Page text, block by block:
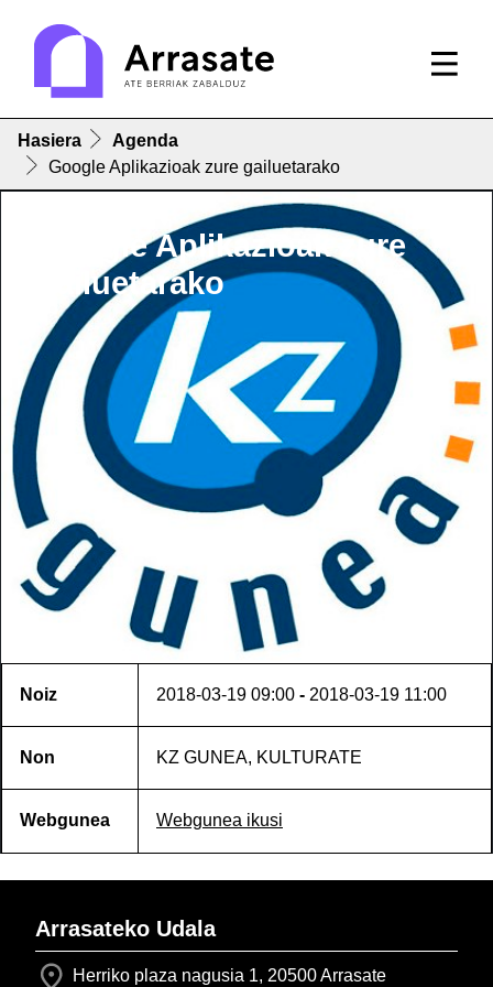
Hasiera
Agenda
Google Aplikazioak zure gailuetarako
Google Aplikazioak zure
gailuetarako
Noiz 2018-03-19 09:00 - 2018-03-19 11:00
Non KZ GUNEA, KULTURATE
Webgunea Webgunea ikusi
Arrasateko Udala
Herriko plaza nagusia 1, 20500 Arrasate